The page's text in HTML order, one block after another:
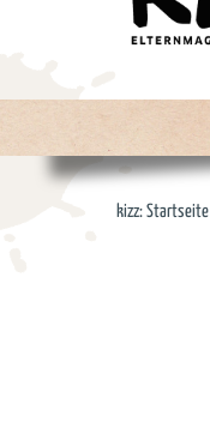
kizz: Startseite